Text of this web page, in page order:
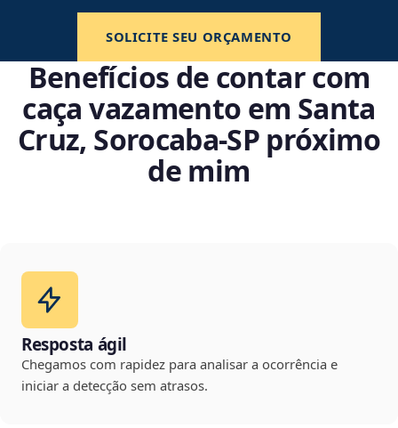
SOLICITE SEU ORÇAMENTO
Benefícios de contar com
caça vazamento em Santa
Cruz, Sorocaba‑SP próximo
de mim
Resposta ágil
Chegamos com rapidez para analisar a ocorrência e
iniciar a detecção sem atrasos.